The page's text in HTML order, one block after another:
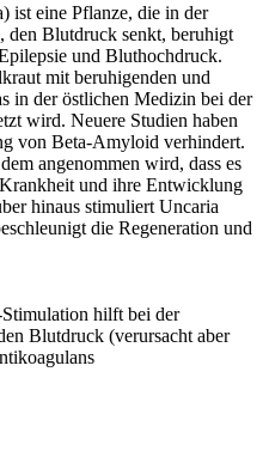
ist eine Pflanze, die in der
Blutdruck senkt, beruhigt
und Bluthochdruck.
mit beruhigenden und
in der östlichen Medizin bei der
wird. Neuere Studien haben
von Beta-Amyloid verhindert.
angenommen wird, dass es
und ihre Entwicklung
hinaus stimuliert Uncaria
die Regeneration und
hilft bei der
Blutdruck (verursacht aber